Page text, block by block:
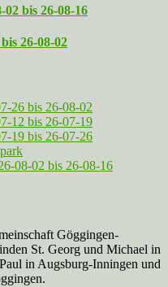
bis 26-08-16
26-08-02
26 bis 26-08-02
12 bis 26-07-19
19 bis 26-07-26
08-02 bis 26-08-16
Göggingen-
St. Georg und Michael in
in Augsburg-Inningen und